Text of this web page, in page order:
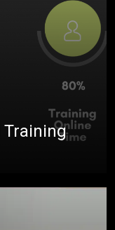
Training